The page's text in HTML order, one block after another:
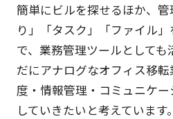
簡単にビルを探せるほか、
り」「タスク」「ファイル
で、業務管理ツールとしても
だにアナログなオフィス移
度・情報管理・コミュニケ
していきたいと考えています。